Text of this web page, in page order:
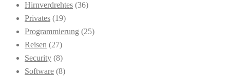
Hirnverdrehtes (36)
Privates (19)
Programmierung (25)
Reisen (27)
Security (8)
Software (8)